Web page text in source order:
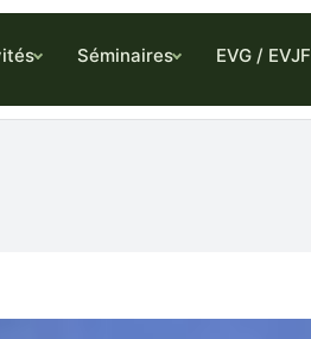
Séminaires EVG / EVJF